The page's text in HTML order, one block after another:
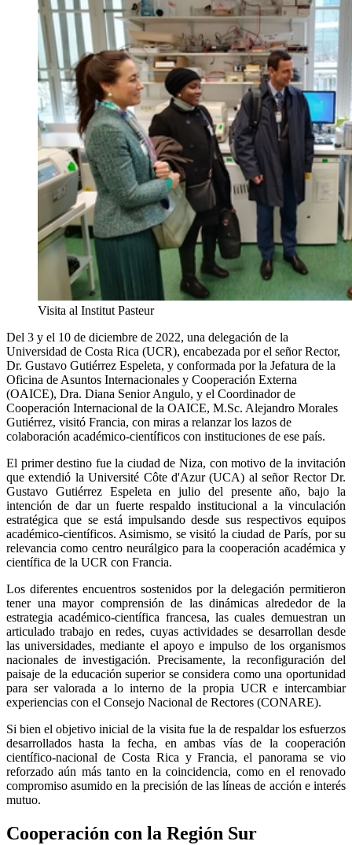
Visita al Institut Pasteur
Del 3 y el 10 de diciembre de 2022, una delegación de la
Universidad de Costa Rica (UCR), encabezada por el señor Rector,
Dr. Gustavo Gutiérrez Espeleta, y conformada por la Jefatura de la
Oficina de Asuntos Internacionales y Cooperación Externa
(OAICE), Dra. Diana Senior Angulo, y el Coordinador de
Cooperación Internacional de la OAICE, M.Sc. Alejandro Morales
Gutiérrez, visitó Francia, con miras a relanzar los lazos de
colaboración académico-científicos con instituciones de ese país.
El primer destino fue la ciudad de Niza, con motivo de la invitación
que extendió la Université Côte d'Azur (UCA) al señor Rector Dr.
Gustavo Gutiérrez Espeleta en julio del presente año, bajo la
intención de dar un fuerte respaldo institucional a la vinculación
estratégica que se está impulsando desde sus respectivos equipos
académico-científicos. Asimismo, se visitó la ciudad de París, por su
relevancia como centro neurálgico para la cooperación académica y
científica de la UCR con Francia.
Los diferentes encuentros sostenidos por la delegación permitieron
tener una mayor comprensión de las dinámicas alrededor de la
estrategia académico-científica francesa, las cuales demuestran un
articulado trabajo en redes, cuyas actividades se desarrollan desde
las universidades, mediante el apoyo e impulso de los organismos
nacionales de investigación. Precisamente, la reconfiguración del
paisaje de la educación superior se considera como una oportunidad
para ser valorada a lo interno de la propia UCR e intercambiar
experiencias con el Consejo Nacional de Rectores (CONARE).
Si bien el objetivo inicial de la visita fue la de respaldar los esfuerzos
desarrollados hasta la fecha, en ambas vías de la cooperación
científico-nacional de Costa Rica y Francia, el panorama se vio
reforzado aún más tanto en la coincidencia, como en el renovado
compromiso asumido en la precisión de las líneas de acción e interés
mutuo.
Cooperación con la Región Sur